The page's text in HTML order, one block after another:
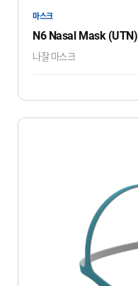
마스크
N6 Nasal Mask (UTN)
나잘 마스크